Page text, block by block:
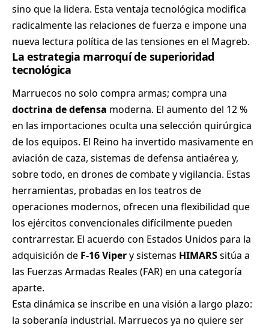
sino que la lidera. Esta ventaja tecnológica modifica
radicalmente las relaciones de fuerza e impone una
nueva lectura política de las tensiones en el Magreb.
La estrategia marroquí de superioridad
tecnológica
Marruecos no solo compra armas; compra una
doctrina de defensa moderna. El aumento del 12 %
en las importaciones oculta una selección quirúrgica
de los equipos. El Reino ha invertido masivamente en
aviación de caza, sistemas de defensa antiaérea y,
sobre todo, en drones de combate y vigilancia. Estas
herramientas, probadas en los teatros de
operaciones modernos, ofrecen una flexibilidad que
los ejércitos convencionales difícilmente pueden
contrarrestar. El acuerdo con Estados Unidos para la
adquisición de F-16 Vipery sistemas HIMARSsitúa a
las Fuerzas Armadas Reales (FAR) en una categoría
aparte.
Esta dinámica se inscribe en una visión a largo plazo:
la soberanía industrial. Marruecos ya no quiere ser